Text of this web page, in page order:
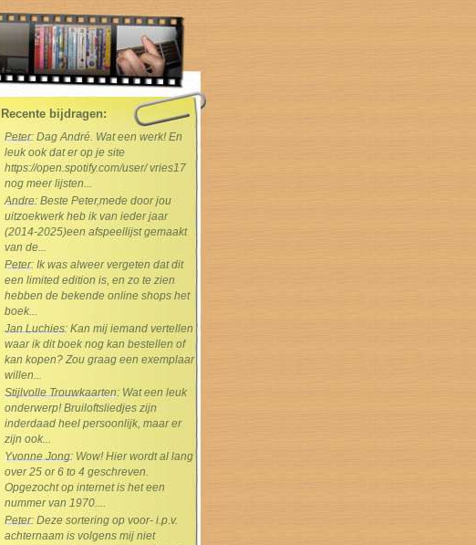
Recente bijdragen:
Peter: Dag André. Wat een werk! En
leuk ook dat er op je site
https://open.spotify.com/user/ vries17
nog meer lijsten...
Andre: Beste Peter,mede door jou
uitzoekwerk heb ik van ieder jaar
(2014-2025)een afspeellijst gemaakt
van de...
Peter: Ik was alweer vergeten dat dit
een limited edition is, en zo te zien
hebben de bekende online shops het
boek...
Jan Luchies: Kan mij iemand vertellen
waar ik dit boek nog kan bestellen of
kan kopen? Zou graag een exemplaar
willen...
Stijlvolle Trouwkaarten: Wat een leuk
onderwerp! Bruiloftsliedjes zijn
inderdaad heel persoonlijk, maar er
zijn ook...
Yvonne Jong: Wow! Hier wordt al lang
over 25 or 6 to 4 geschreven.
Opgezocht op internet is het een
nummer van 1970....
Peter: Deze sortering op voor- i.p.v.
achternaam is volgens mij niet